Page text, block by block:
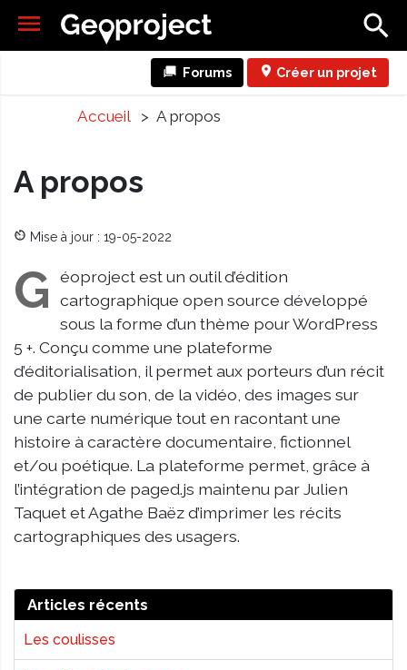
Forums Créer un projet
Accueil> A propos
A propos
Mise à jour : 19-05-2022
G
éoproject est un outil d’édition
cartographique open source développé
sous la forme d’un thème pour WordPress
5 +. Conçu comme une plateforme
d’éditorialisation, il permet aux porteurs d’un récit
de publier du son, de la vidéo, des images sur
une carte numérique tout en racontant une
histoire à caractère documentaire, fictionnel
et/ou poétique. La plateforme permet, grâce à
l’intégration de paged.js maintenu par Julien
Taquet et Agathe Baëz d’imprimer les récits
cartographiques des usagers.
Articles récents
Les coulisses